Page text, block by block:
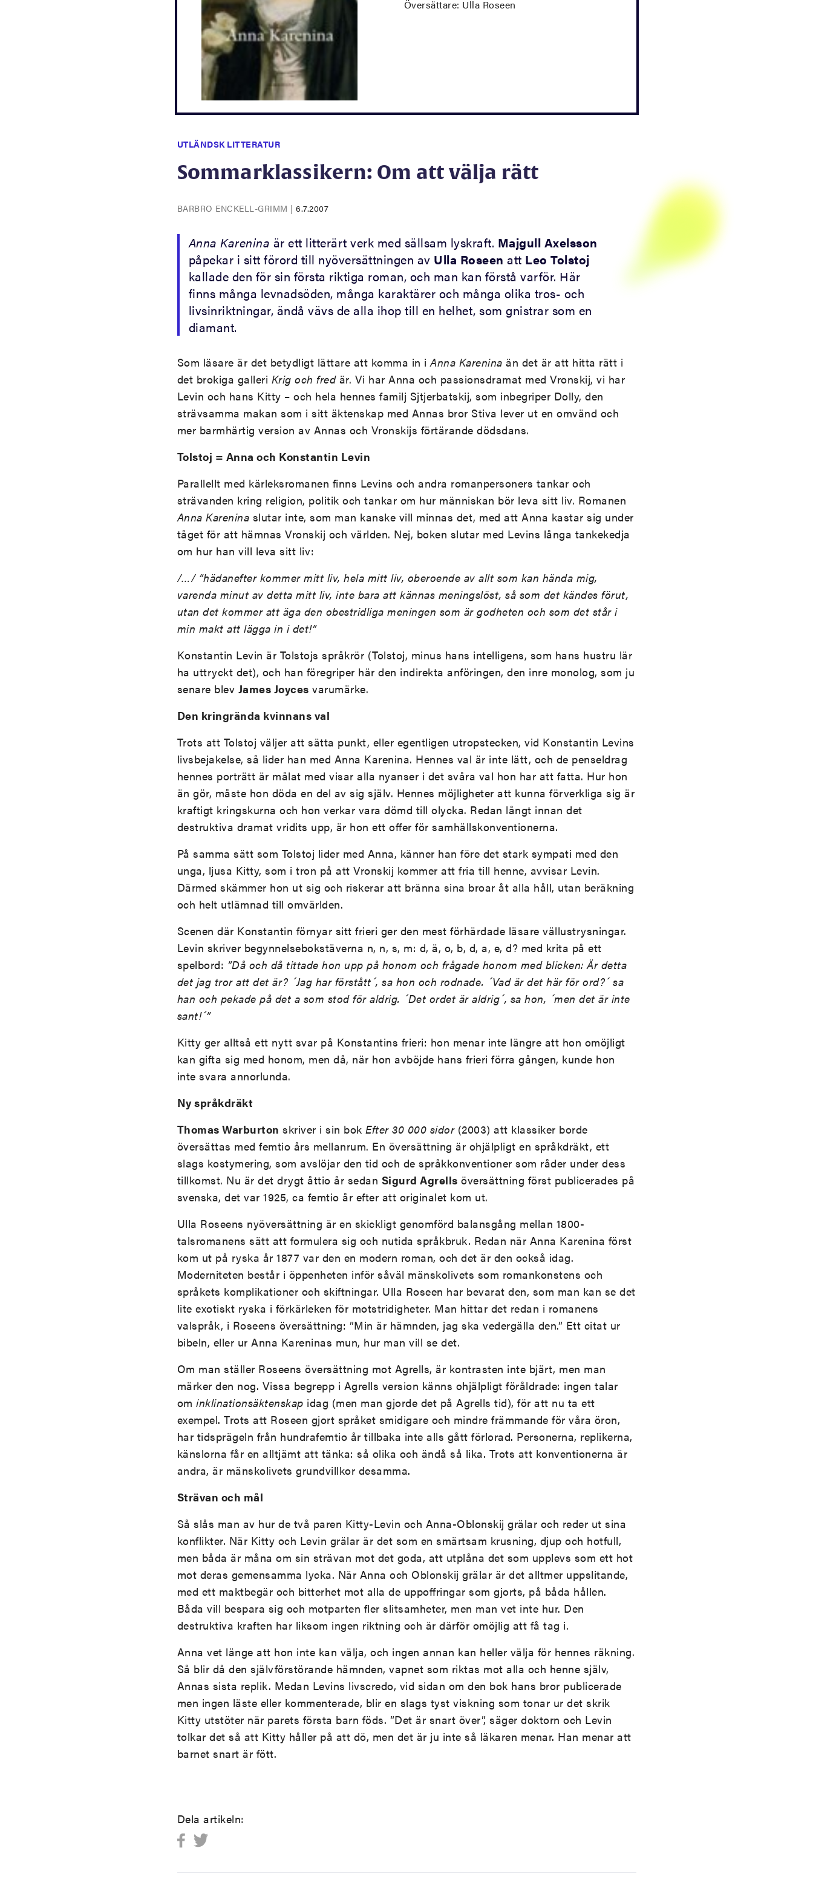
Översättare: Ulla Roseen
UTLÄNDSK LITTERATUR
Sommarklassikern: Om att välja rätt
BARBRO ENCKELL-GRIMM | 6.7.2007
Anna Karenina är ett litterärt verk med sällsam lyskraft. Majgull Axelsson
påpekar i sitt förord till nyöversättningen av Ulla Roseen att Leo Tolstoj
kallade den för sin första riktiga roman, och man kan förstå varför. Här
finns många levnadsöden, många karaktärer och många olika tros- och
livsinriktningar, ändå vävs de alla ihop till en helhet, som gnistrar som en
diamant.
Som läsare är det betydligt lättare att komma in iAnna Karenina än det är att hitta rätt i
det brokiga galleri Krig och fredär. Vi har Anna och passionsdramat med Vronskij, vi har
Levin och hans Kitty – och hela hennes familj Sjtjerbatskij, som inbegriper Dolly, den
strävsamma makan som i sitt äktenskap med Annas bror Stiva lever ut en omvänd och
mer barmhärtig version av Annas och Vronskijs förtärande dödsdans.
Tolstoj = Anna och Konstantin Levin
Parallellt med kärleksromanen finns Levins och andra romanpersoners tankar och
strävanden kring religion, politik och tankar om hur människan bör leva sitt liv. Romanen
Anna Karenina slutar inte, som man kanske vill minnas det, med att Anna kastar sig under
tåget för att hämnas Vronskij och världen. Nej, boken slutar med Levins långa tankekedja
om hur han vill leva sitt liv:
/…/ ”hädanefter kommer mitt liv, hela mitt liv, oberoende av allt som kan hända mig,
varenda minut av detta mitt liv, inte bara att kännas meningslöst, så som det kändes förut,
utan det kommer att äga den obestridliga meningen som är godheten och som det står i
min makt att lägga in i det!”
Konstantin Levin är Tolstojs språkrör (Tolstoj, minus hans intelligens, som hans hustru lär
ha uttryckt det), och han föregriper här den indirekta anföringen, den inre monolog, som ju
senare blev James Joyces varumärke.
Den kringrända kvinnans val
Trots att Tolstoj väljer att sätta punkt, eller egentligen utropstecken, vid Konstantin Levins
livsbejakelse, så lider han med Anna Karenina. Hennes val är inte lätt, och de penseldrag
hennes porträtt är målat med visar alla nyanser i det svåra val hon har att fatta. Hur hon
än gör, måste hon döda en del av sig själv. Hennes möjligheter att kunna förverkliga sig är
kraftigt kringskurna och hon verkar vara dömd till olycka. Redan långt innan det
destruktiva dramat vridits upp, är hon ett offer för samhällskonventionerna.
På samma sätt som Tolstoj lider med Anna, känner han före det stark sympati med den
unga, ljusa Kitty, som i tron på att Vronskij kommer att fria till henne, avvisar Levin.
Därmed skämmer hon ut sig och riskerar att bränna sina broar åt alla håll, utan beräkning
och helt utlämnad till omvärlden.
Scenen där Konstantin förnyar sitt frieri ger den mest förhärdade läsare vällustrysningar.
Levin skriver begynnelsebokstäverna n, n, s, m: d, ä, o, b, d, a, e, d? med krita på ett
spelbord: ”Då och då tittade hon upp på honom och frågade honom med blicken: Är detta
det jag tror att det är? ´Jag har förstått´, sa hon och rodnade. ´Vad är det här för ord?´ sa
han och pekade på det a som stod för aldrig. ´Det ordet är aldrig´, sa hon, ´men det är inte
sant!´”
Kitty ger alltså ett nytt svar på Konstantins frieri: hon menar inte längre att hon omöjligt
kan gifta sig med honom, men då, när hon avböjde hans frieri förra gången, kunde hon
inte svara annorlunda.
Ny språkdräkt
Thomas Warburton skriver i sin bok Efter 30 000 sidor(2003) att klassiker borde
översättas med femtio års mellanrum. En översättning är ohjälpligt en språkdräkt, ett
slags kostymering, som avslöjar den tid och de språkkonventioner som råder under dess
tillkomst. Nu är det drygt åttio år sedan Sigurd Agrells översättning först publicerades på
svenska, det var 1925, ca femtio år efter att originalet kom ut.
Ulla Roseens nyöversättning är en skickligt genomförd balansgång mellan 1800-
talsromanens sätt att formulera sig och nutida språkbruk. Redan när Anna Karenina först
kom ut på ryska år 1877 var den en modern roman, och det är den också idag.
Moderniteten består i öppenheten inför såväl mänskolivets som romankonstens och
språkets komplikationer och skiftningar. Ulla Roseen har bevarat den, som man kan se det
lite exotiskt ryska i förkärleken för motstridigheter. Man hittar det redan i romanens
valspråk, i Roseens översättning: ”Min är hämnden, jag ska vedergälla den.” Ett citat ur
bibeln, eller ur Anna Kareninas mun, hur man vill se det.
Om man ställer Roseens översättning mot Agrells, är kontrasten inte bjärt, men man
märker den nog. Vissa begrepp i Agrells version känns ohjälpligt föråldrade: ingen talar
om inklinationsäktenskap idag (men man gjorde det på Agrells tid), för att nu ta ett
exempel. Trots att Roseen gjort språket smidigare och mindre främmande för våra öron,
har tidsprägeln från hundrafemtio år tillbaka inte alls gått förlorad. Personerna, replikerna,
känslorna får en alltjämt att tänka: så olika och ändå så lika. Trots att konventionerna är
andra, är mänskolivets grundvillkor desamma.
Strävan och mål
Så slås man av hur de två paren Kitty-Levin och Anna-Oblonskij grälar och reder ut sina
konflikter. När Kitty och Levin grälar är det som en smärtsam krusning, djup och hotfull,
men båda är måna om sin strävan mot det goda, att utplåna det som upplevs som ett hot
mot deras gemensamma lycka. När Anna och Oblonskij grälar är det alltmer uppslitande,
med ett maktbegär och bitterhet mot alla de uppoffringar som gjorts, på båda hållen.
Båda vill bespara sig och motparten fler slitsamheter, men man vet inte hur. Den
destruktiva kraften har liksom ingen riktning och är därför omöjlig att få tag i.
Anna vet länge att hon inte kan välja, och ingen annan kan heller välja för hennes räkning.
Så blir då den självförstörande hämnden, vapnet som riktas mot alla och henne själv,
Annas sista replik. Medan Levins livscredo, vid sidan om den bok hans bror publicerade
men ingen läste eller kommenterade, blir en slags tyst viskning som tonar ur det skrik
Kitty utstöter när parets första barn föds. ”Det är snart över”, säger doktorn och Levin
tolkar det så att Kitty håller på att dö, men det är ju inte så läkaren menar. Han menar att
barnet snart är fött.
Dela artikeln: